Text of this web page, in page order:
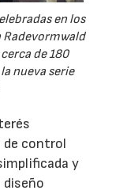
en los
de 180
nueva serie
de control
y